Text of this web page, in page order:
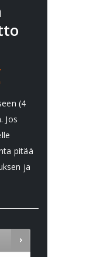
(4
Jos
pitää
ja